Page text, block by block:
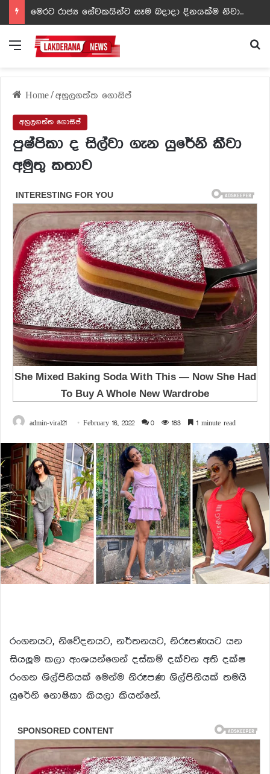
ඩඩ්ලිට දෙවෙනි නොවූ රත්න සහල් අධිපති..- PHOTOS
Menu
Home/අහුලගත්ත ගොසිප්
අහුලගත්ත ගොසිප්
පුෂ්පිකා ද සිල්වා ගැන යුරේනි කීවා
අමුතු කතාව
admin-viral21 February 16, 2022 0 183 1 minute read
රංගනයට, නිවේදනයට, නර්තනයට, නිරූපණයට යන
සියලුම කලා අංශයන්ගෙන් දස්කම් දක්වන අති දක්ෂ
රංගන ශිල්පිනියක් මෙන්ම නිරූපණ ශිල්පිනියක් තමයි
යුරේනි නොෂිකා කියලා කියන්නේ.